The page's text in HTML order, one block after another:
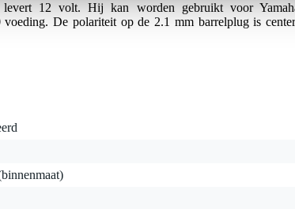
levert 12 volt. Hij kan worden gebruikt voor
De polariteit op de 2.1 mm barrelplug is